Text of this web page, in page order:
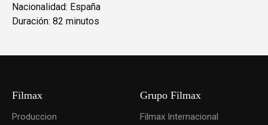
Nacionalidad: España
Duración: 82 minutos
Filmax
Produccion
Grupo Filmax
Filmax Internacional